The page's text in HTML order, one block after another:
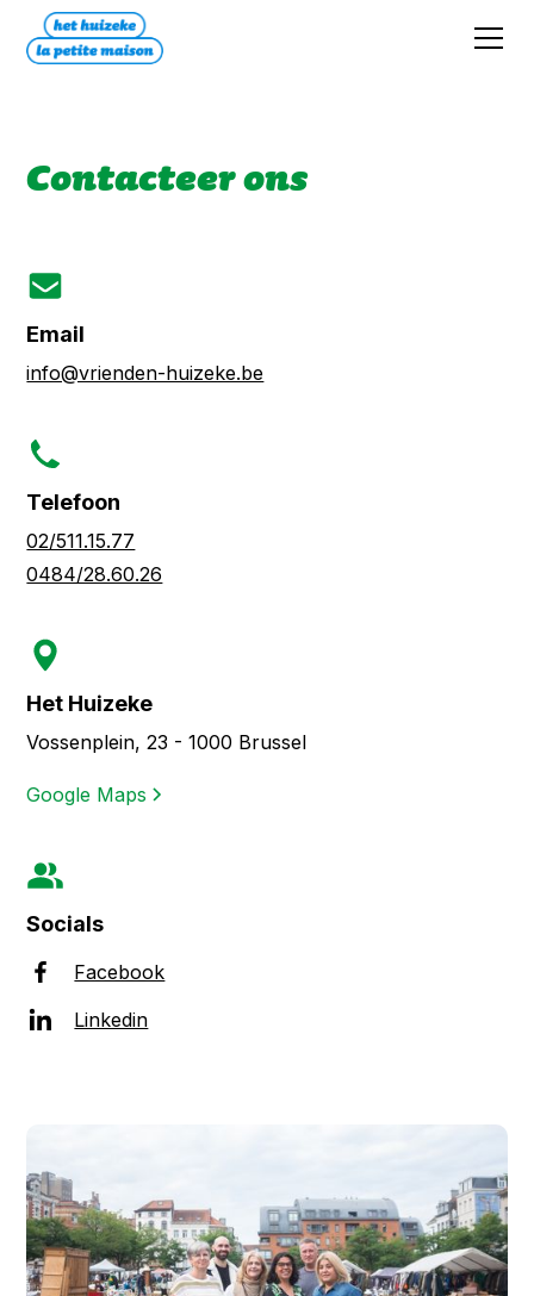
Contacteer ons
Email
info@vrienden-huizeke.be
Telefoon
02/511.15.77
0484/28.60.26
Het Huizeke
Vossenplein, 23 - 1000 Brussel
Google Maps
Socials
Facebook
Linkedin